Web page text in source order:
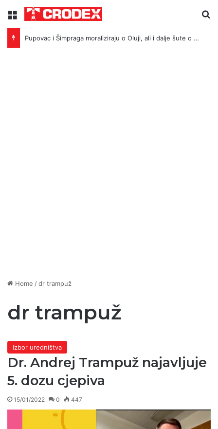
Menu
Pupovac i Šimpraga moraliziraju o Oluji, ali i dalje šute o Stanivukovićevu veličanju tzv. Krajine
Home /dr trampuž
dr trampuž
Izbor uredništva
Dr. Andrej Trampuž najavljuje
5. dozu cjepiva
15/01/2022 0 447